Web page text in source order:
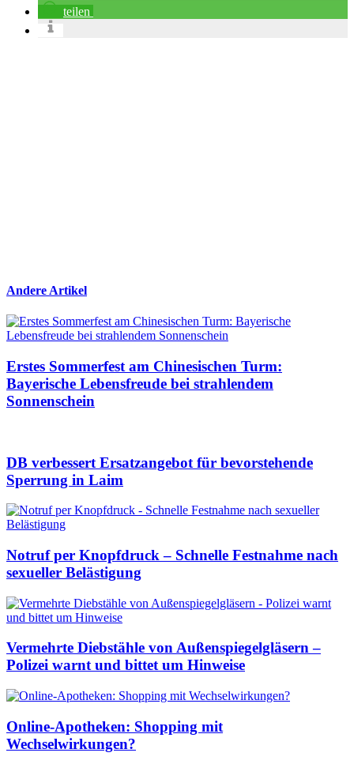
teilen
Andere Artikel
Erstes Sommerfest am Chinesischen Turm:
Bayerische Lebensfreude bei strahlendem
Sonnenschein
DB verbessert Ersatzangebot für bevorstehende
Sperrung in Laim
Notruf per Knopfdruck – Schnelle Festnahme nach
sexueller Belästigung
Vermehrte Diebstähle von Außenspiegelgläsern –
Polizei warnt und bittet um Hinweise
Online-Apotheken: Shopping mit
Wechselwirkungen?